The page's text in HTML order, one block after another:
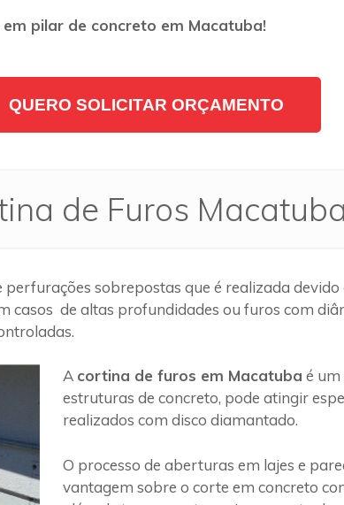
pilar de concreto em Macatuba!
QUERO SOLICITAR ORÇAMENTO
de Furos
perfurações sobrepostas que é realizada
casos de altas profundidades ou furos com
A cortina de furos em Macatuba é
estruturas de concreto, pode atingir
realizados com disco diamantado.
O processo de aberturas em lajes e
vantagem sobre o corte em concreto